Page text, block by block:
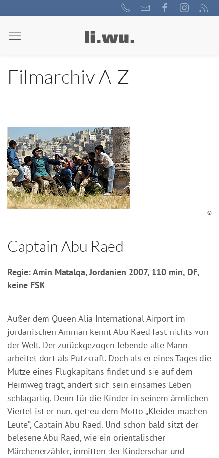
Filmarchiv A-Z
©
Captain Abu Raed
Regie: Amin Matalqa, Jordanien 2007, 110 min, DF,
keine FSK
Außer dem Queen Alia International Airport im
jordanischen Amman kennt Abu Raed fast nichts von
der Welt. Der zurückgezogen lebende alte Mann
arbeitet dort als Putzkraft. Doch als er eines Tages die
Mütze eines Flugkapitäns findet und sie auf dem
Heimweg trägt, ändert sich sein einsames Leben
schlagartig. Denn für die Kinder in seinem ärmlichen
Viertel ist er nun, getreu dem Motto „Kleider machen
Leute“, Captain Abu Raed. Und schon bald sitzt der
belesene Abu Raed, wie ein orientalischer
Märchenerzähler, inmitten der Kinderschar und